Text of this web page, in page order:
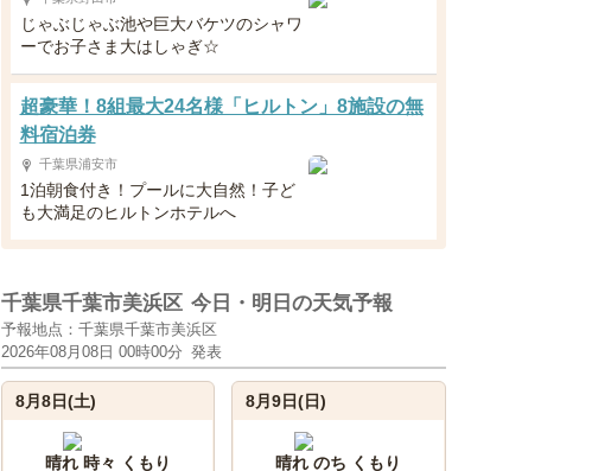
じゃぶじゃぶ池や巨大バケツのシャワ
ーでお子さま大はしゃぎ☆
超豪華！8組最大24名様「ヒルトン」8施設の無
料宿泊券
千葉県浦安市
1泊朝食付き！プールに大自然！子ど
も大満足のヒルトンホテルへ
千葉県千葉市美浜区 今日・明日の天気予報
予報地点：千葉県千葉市美浜区
2026年08月08日 00時00分 発表
8月8日(土)
晴れ 時々 くもり
8月9日(日)
晴れ のち くもり